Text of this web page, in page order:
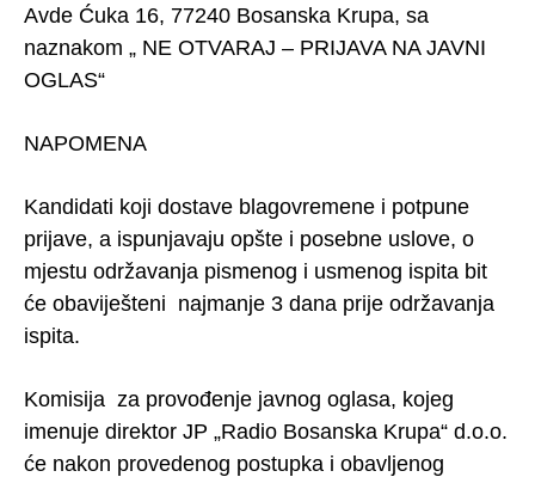
Avde Ćuka 16, 77240 Bosanska Krupa, sa
naznakom „ NE OTVARAJ – PRIJAVA NA JAVNI
OGLAS“
NAPOMENA
Kandidati koji dostave blagovremene i potpune
prijave, a ispunjavaju opšte i posebne uslove, o
mjestu održavanja pismenog i usmenog ispita bit
će obaviješteni najmanje 3 dana prije održavanja
ispita.
Komisija za provođenje javnog oglasa, kojeg
imenuje direktor JP „Radio Bosanska Krupa“ d.o.o.
će nakon provedenog postupka i obavljenog